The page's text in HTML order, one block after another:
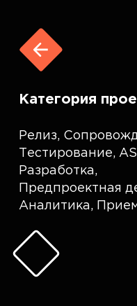
Категория
Релиз,
Тестирование,
Разработка,
Предпроектная
Аналитика,